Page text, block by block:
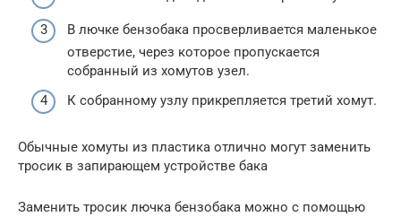
В лючке бензобака просверливается маленькое
отверстие, через которое пропускается
собранный из хомутов узел.
К собранному узлу прикрепляется третий хомут.
Обычные хомуты из пластика отлично могут заменить
тросик в запирающем устройстве бака
Заменить тросик лючка бензобака можно с помощью